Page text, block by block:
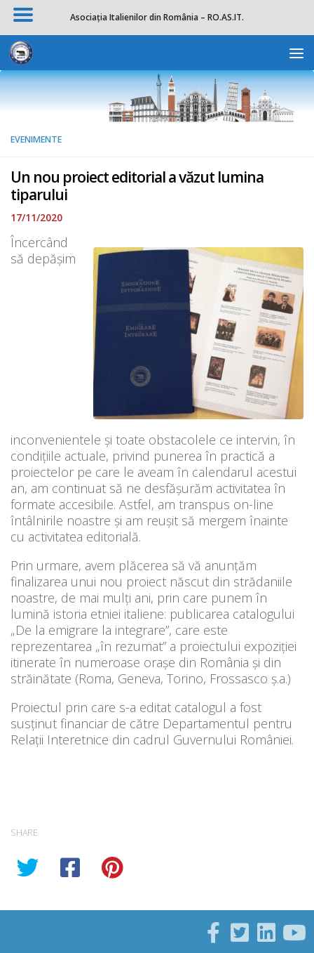
Skip to content
EVENIMENTE
Un nou proiect editorial a văzut lumina
tiparului
17/11/2020
Încercând
să depășim
inconvenientele și toate obstacolele ce intervin, în
condițiile actuale, privind punerea în practică a
proiectelor pe care le aveam în calendarul acestui
an, am continuat să ne desfășurăm activitatea în
formate accesibile. Astfel, am transpus on-line
întâlnirile noastre și am reușit să mergem înainte
cu activitatea editorială.
Prin urmare, avem plăcerea să vă anunțăm
finalizarea unui nou proiect născut din strădaniile
noastre, de mai mulți ani, prin care punem în
lumină istoria etniei italiene: publicarea catalogului
„De la emigrare la integrare”, care este
reprezentarea „în rezumat” a proiectului expoziției
itinerate în numeroase orașe din România și din
străinătate (Roma, Geneva, Torino, Frossasco ș.a.)
Proiectul prin care s-a editat catalogul a fost
susținut financiar de către Departamentul pentru
Relații Interetnice din cadrul Guvernului României.
SHARE
Asociația Italienilor din România – RO.AS.IT.